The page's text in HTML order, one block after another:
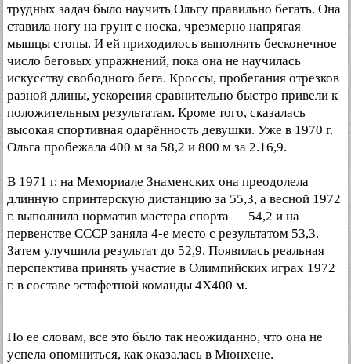
трудных задач было научить Ольгу правильно бегать. Она
ставила ногу на грунт с носка, чрезмерно напрягая
мышцы стопы. И ей приходилось выполнять бесконечное
число беговых упражнений, пока она не научилась
искусству свободного бега. Кроссы, пробегания отрезков
разной длины, ускорения сравнительно быстро привели к
положительным результатам. Кроме того, сказалась
высокая спортивная одарённость девушки. Уже в 1970 г.
Ольга пробежала 400 м за 58,2 и 800 м за 2.16,9.
В 1971 г. на Мемориале Знаменских она преодолела
длинную спринтерскую дистанцию за 55,3, а весной 1972
г. выполнила норматив мастера спорта — 54,2 и на
первенстве СССР заняла 4-е место с результатом 53,3.
Затем улучшила результат до 52,9. Появилась реальная
перспектива принять участие в Олимпийских играх 1972
г. в составе эстафетной команды 4X400 м.
По ее словам, все это было так неожиданно, что она не
успела опомниться, как оказалась в Мюнхене.